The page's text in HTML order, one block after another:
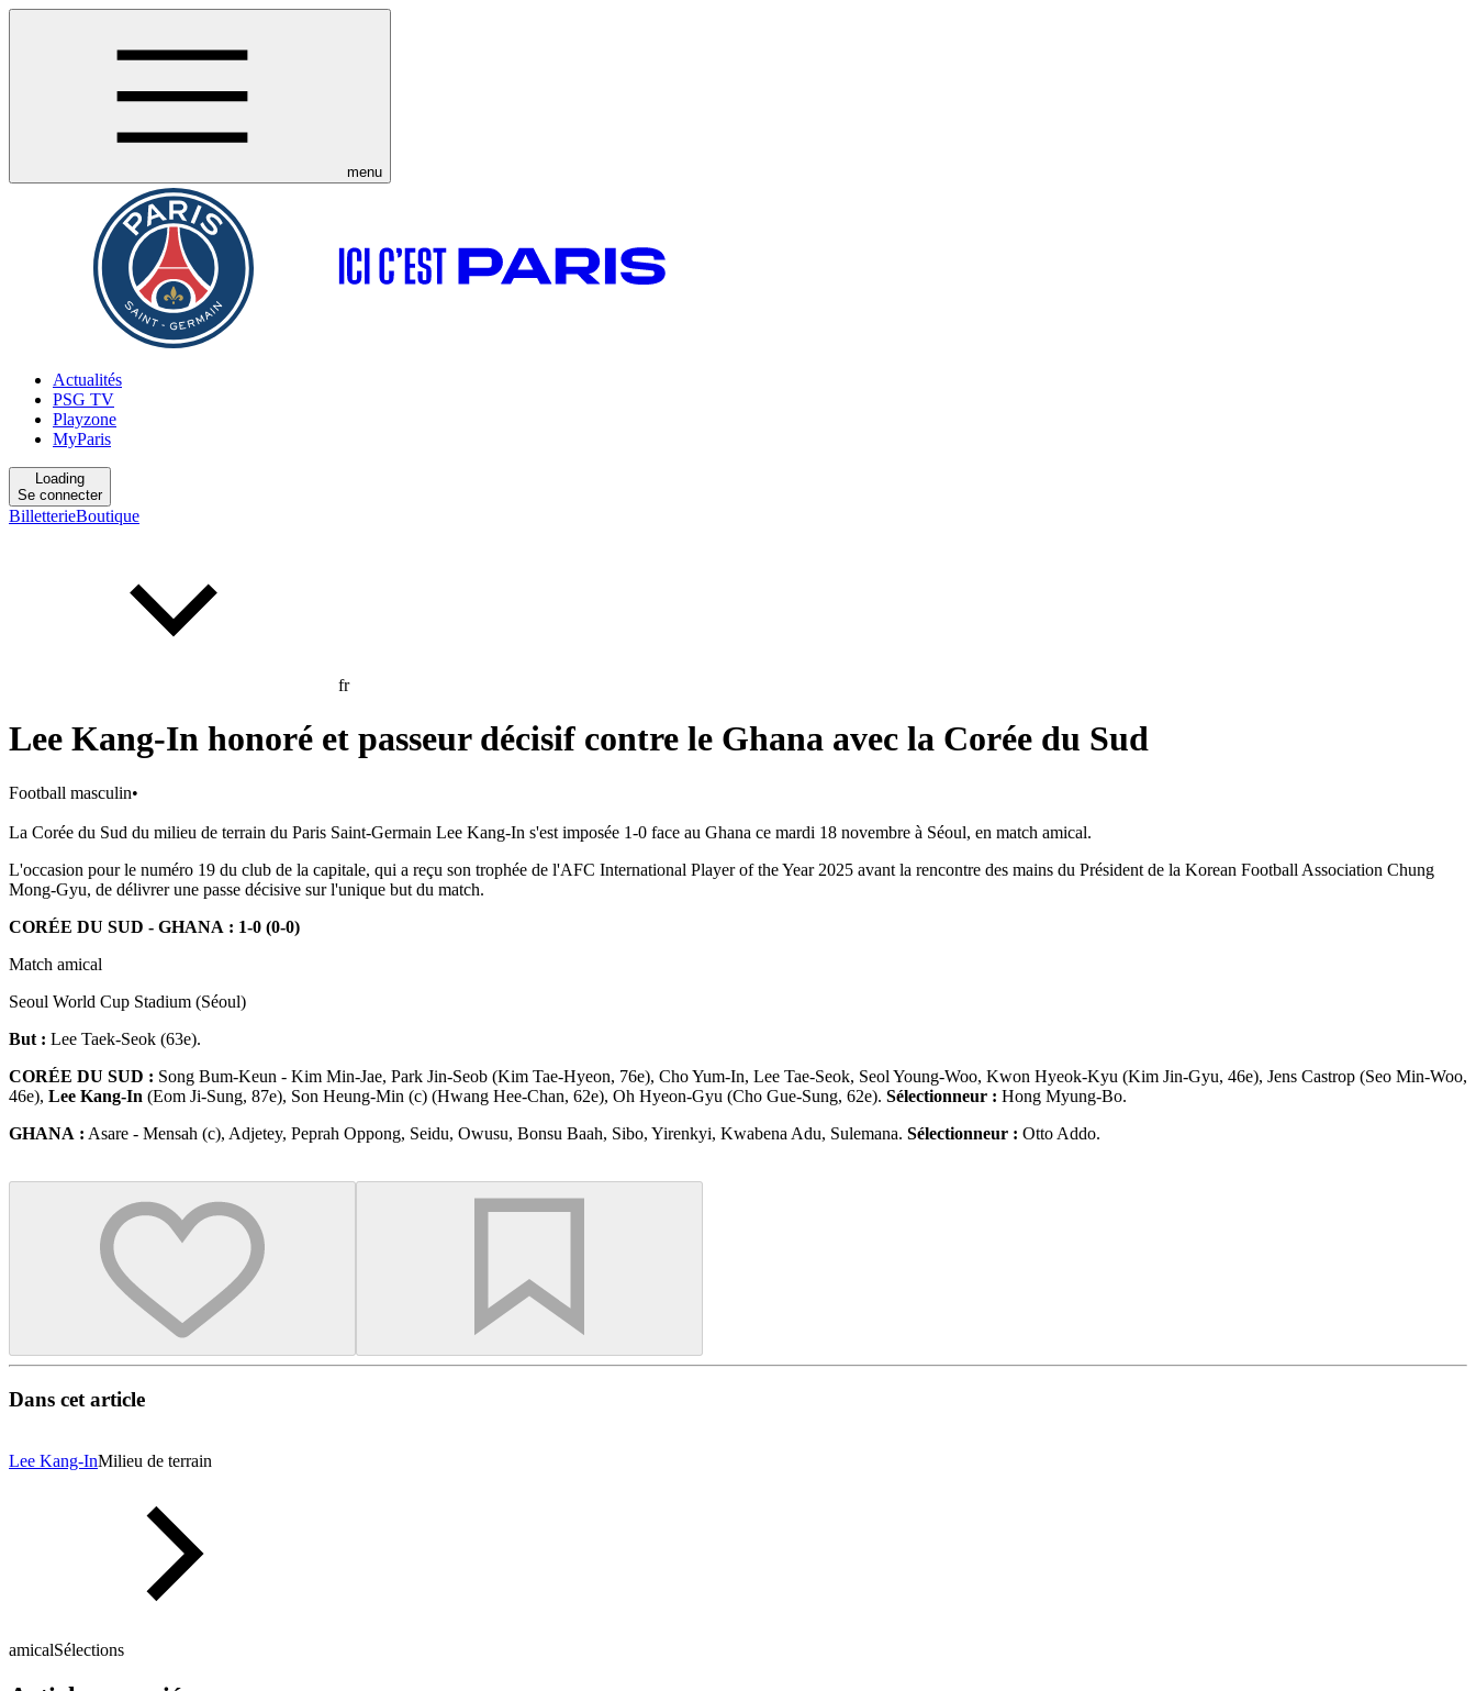
menu
Actualités
PSG TV
Playzone
MyParis
Loading
Se connecter
BilletterieBoutique
fr
Lee Kang-In honoré et passeur décisif contre le Ghana avec la Corée du Sud
Football masculin•
La Corée du Sud du milieu de terrain du Paris Saint-Germain Lee Kang-In s'est imposée 1-0 face au Ghana ce mardi 18 novembre à Séoul, en match amical.
L'occasion pour le numéro 19 du club de la capitale, qui a reçu son trophée de l'AFC International Player of the Year 2025 avant la rencontre des mains du Président de la Korean Football Association Chung
Mong-Gyu, de délivrer une passe décisive sur l'unique but du match.
CORÉE DU SUD - GHANA : 1-0 (0-0)
Match amical
Seoul World Cup Stadium (Séoul)
But : Lee Taek-Seok (63e).
CORÉE DU SUD : Song Bum-Keun - Kim Min-Jae, Park Jin-Seob (Kim Tae-Hyeon, 76e), Cho Yum-In, Lee Tae-Seok, Seol Young-Woo, Kwon Hyeok-Kyu (Kim Jin-Gyu, 46e), Jens Castrop (Seo Min-Woo,
46e), Lee Kang-In (Eom Ji-Sung, 87e), Son Heung-Min (c) (Hwang Hee-Chan, 62e), Oh Hyeon-Gyu (Cho Gue-Sung, 62e). Sélectionneur : Hong Myung-Bo.
GHANA : Asare - Mensah (c), Adjetey, Peprah Oppong, Seidu, Owusu, Bonsu Baah, Sibo, Yirenkyi, Kwabena Adu, Sulemana. Sélectionneur : Otto Addo.
Dans cet article
Lee Kang-InMilieu de terrain
amicalSélections